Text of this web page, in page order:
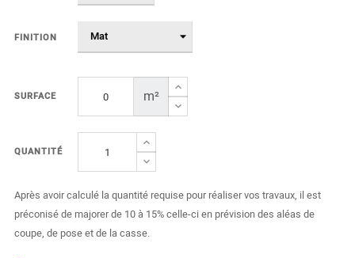
FINITION
SURFACE m²
QUANTITÉ
Après avoir calculé la quantité requise pour réaliser vos travaux, il est
préconisé de majorer de 10 à 15% celle-ci en prévision des aléas de
coupe, de pose et de la casse.